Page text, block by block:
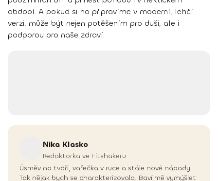
období. A pokud si ho připravíme v moderní, lehčí
verzi, může být nejen potěšením pro duši, ale i
podporou pro naše zdraví.
Nika Klasko
Redaktorka ve Fitshakeru
Úsměv na tváři, vařečka v ruce a stále nové nápady.
Tak nějak bych se charakterizovala. Baví mě vymýšlet